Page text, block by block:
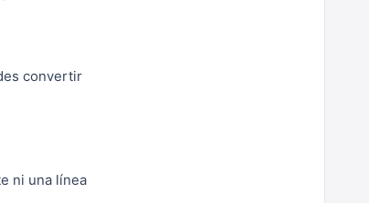
convertir
ni una línea